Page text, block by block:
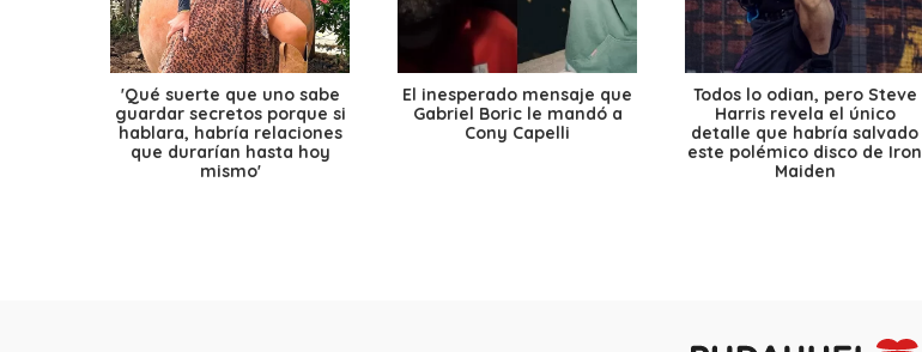
'Qué suerte que uno sabe
guardar secretos porque si
hablara, habría relaciones
que durarían hasta hoy
mismo'
El inesperado mensaje que
Gabriel Boric le mandó a
Cony Capelli
Todos lo odian, pero Steve
Harris revela el único
detalle que habría salvado
este polémico disco de Iron
Maiden